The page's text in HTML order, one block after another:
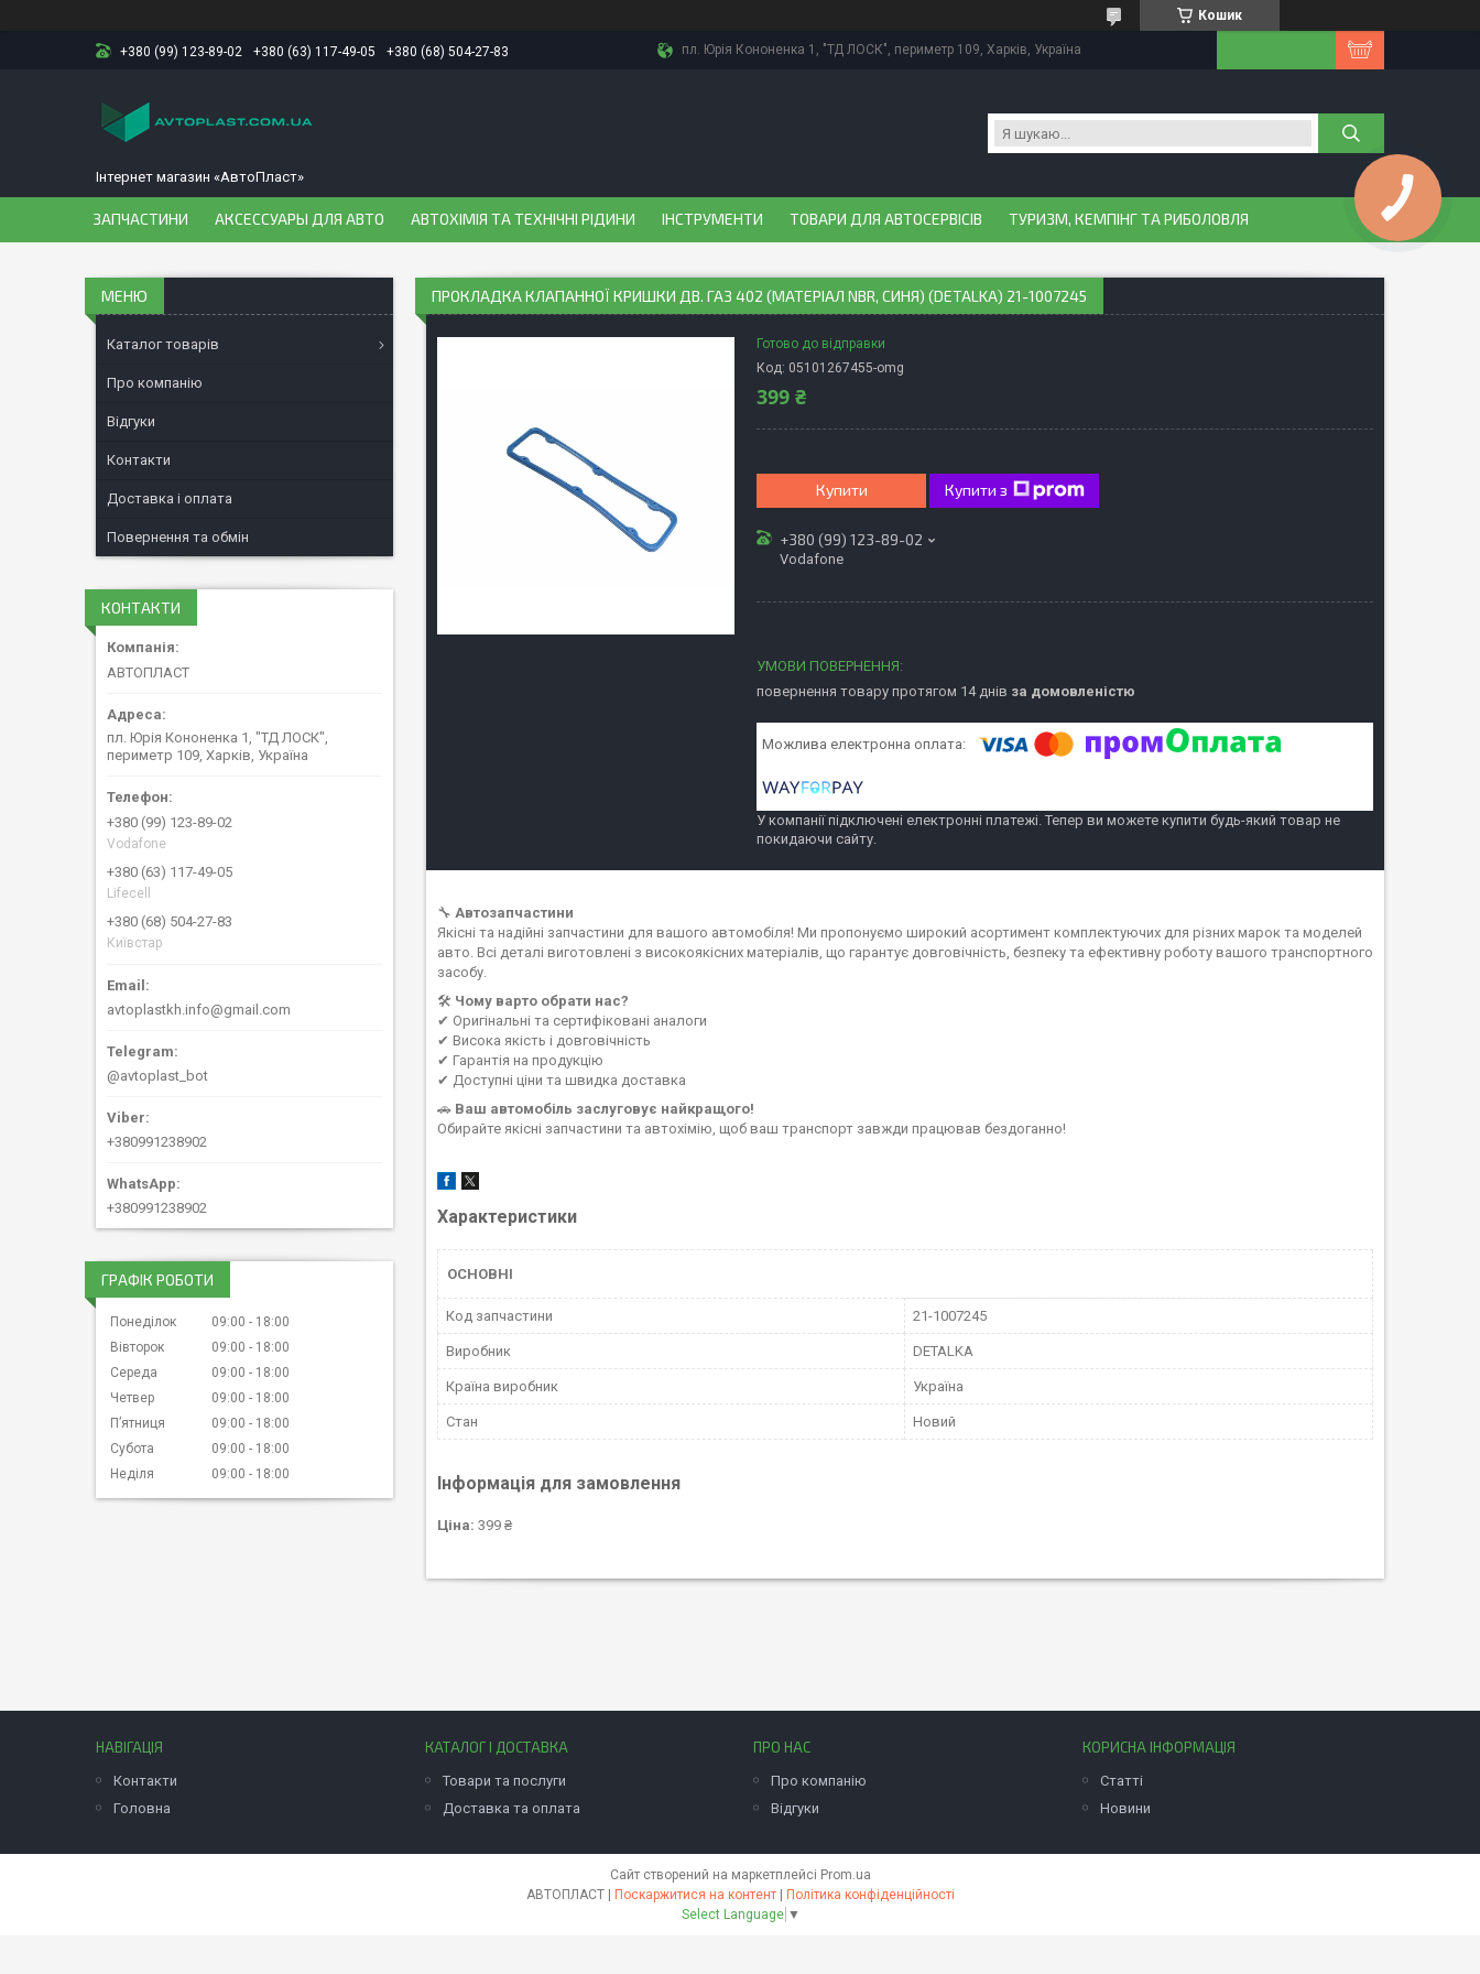
Кошик
+380 (99) 123-89-02 +380 (63) 117-49-05 +380 (68) 504-27-83 пл. Юрія Кононенка 1, "ТД ЛОСК", периметр 109, Харків, Україна
Інтернет магазин «АвтоПласт»
ЗАПЧАСТИНИ АКСЕССУАРЫ ДЛЯ АВТО АВТОХІМІЯ ТА ТЕХНІЧНІ РІДИНИ ІНСТРУМЕНТИ ТОВАРИ ДЛЯ АВТОСЕРВІСІВ ТУРИЗМ, КЕМПІНГ ТА РИБОЛОВЛЯ
ПРОКЛАДКА КЛАПАННОЇ КРИШКИ ДВ. ГАЗ 402 (МАТЕРІАЛ NBR, СИНЯ) (DETALKA) 21-1007245
Готово до відправки
Код: 05101267455-omg
399 ₴
Купити Купити з
+380 (99) 123-89-02
Vodafone
повернення товару протягом 14 днів за домовленістю
У компанії підключені електронні платежі. Тепер ви можете купити будь-який товар не
покидаючи сайту.
🔧 Автозапчастини
Якісні та надійні запчастини для вашого автомобіля! Ми пропонуємо широкий асортимент комплектуючих для різних марок та моделей
авто. Всі деталі виготовлені з високоякісних матеріалів, що гарантує довговічність, безпеку та ефективну роботу вашого транспортного
засобу.
🛠 Чому варто обрати нас?
✔ Оригінальні та сертифіковані аналоги
✔ Висока якість і довговічність
✔ Гарантія на продукцію
✔ Доступні ціни та швидка доставка
🚗 Ваш автомобіль заслуговує найкращого!
Обирайте якісні запчастини та автохімію, щоб ваш транспорт завжди працював бездоганно!
Характеристики
ОСНОВНІ
Код запчастини 21-1007245
Виробник DETALKA
Країна виробник Україна
Стан Новий
Інформація для замовлення
Ціна: 399 ₴
Каталог товарів
Про компанію
Відгуки
Контакти
Доставка і оплата
Повернення та обмін
КОНТАКТИ
АВТОПЛАСТ
пл. Юрія Кононенка 1, "ТД ЛОСК",
периметр 109, Харків, Україна
+380 (99) 123-89-02
Vodafone
+380 (63) 117-49-05
Lifecell
+380 (68) 504-27-83
Київстар
avtoplastkh.info@gmail.com
@avtoplast_bot
+380991238902
+380991238902
ГРАФІК РОБОТИ
Понеділок 09:00
18:00
Вівторок
09:00
18:00
Середа
09:00
18:00
Четвер
09:00
18:00
Пʼятниця
09:00
18:00
Субота
09:00
18:00
Неділя
09:00 18:00
НАВІГАЦІЯ
Контакти
Головна
КАТАЛОГ І ДОСТАВКА
Товари та послуги
Доставка та оплата
ПРО НАС
Про компанію
Відгуки
КОРИСНА ІНФОРМАЦІЯ
Статті
Новини
Сайт створений на маркетплейсі Prom.ua
АВТОПЛАСТ | Поскаржитися на контент | Політика конфіденційності
Select Language ▼